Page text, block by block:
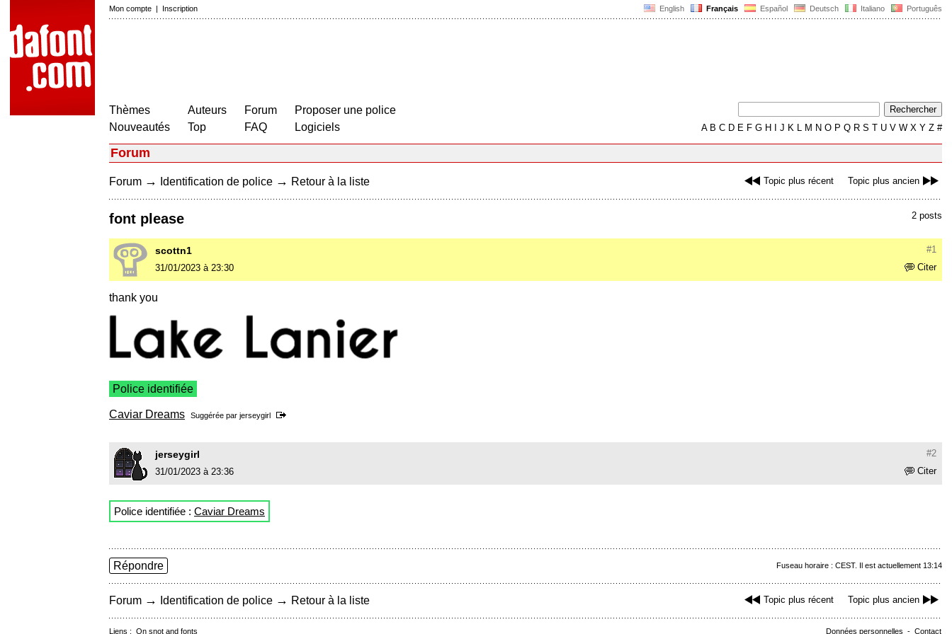
English Français Español Deutsch Italiano Português
Mon compte | Inscription
Thèmes
Nouveautés
Auteurs
Top
Forum
FAQ
Proposer une police
Logiciels
AB C D E F G H J K L M N O P Q R S T U V W X Y Z #
Forum
Topic plus récent Topic plus ancien
Forum → Identification de police → Retour à la liste
2 posts
font please
#1
scottn1
Citer
31/01/2023 à 23:30
thank you
Police identifiée
Caviar Dreams Suggérée par jerseygirl
#2
jerseygirl
Citer
31/01/2023 à 23:36
Police identifiée : Caviar Dreams
Fuseau horaire : CEST. Il est actuellement 13:14
Répondre
Topic plus récent Topic plus ancien
Forum → Identification de police → Retour à la liste
Données personnelles - Contact
Liens : On snot and fonts